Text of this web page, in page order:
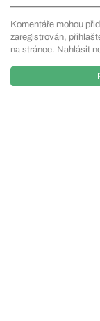
Komentáře mohou
zaregistrován,
na stránce. Nahlásit